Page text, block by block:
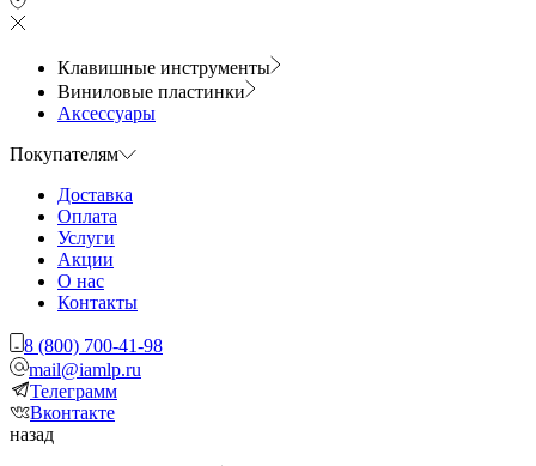
Клавишные инструменты
Виниловые пластинки
Аксессуары
Покупателям
Доставка
Оплата
Услуги
Акции
О нас
Контакты
8 (800) 700-41-98
mail@iamlp.ru
Телеграмм
Вконтакте
назад